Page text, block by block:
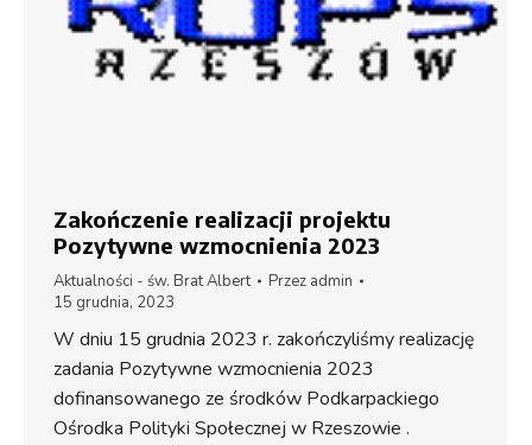
Zakończenie realizacji projektu
Pozytywne wzmocnienia 2023
Aktualności - św. Brat Albert Przez admin
15 grudnia, 2023
W dniu 15 grudnia 2023 r. zakończyliśmy realizację
zadania Pozytywne wzmocnienia 2023
dofinansowanego ze środków Podkarpackiego
Ośrodka Polityki Społecznej w Rzeszowie .